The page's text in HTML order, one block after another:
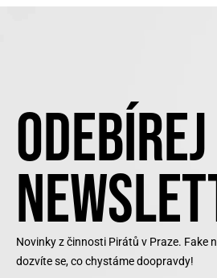
Novinky z činnosti Pirátů v Praze. Fake
dozvíte se, co chystáme doopravdy!